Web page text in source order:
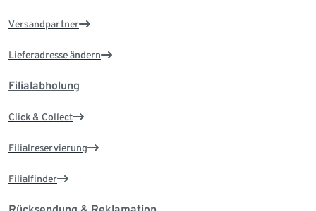
Versandpartner
Lieferadresse ändern
Filialabholung
Click & Collect
Filialreservierung
Filialfinder